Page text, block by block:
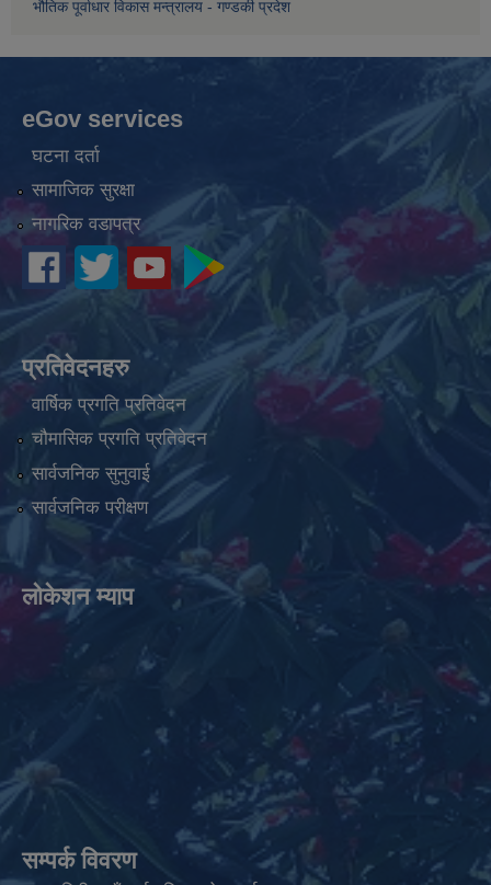
भौतिक पूर्वाधार विकास मन्त्रालय - गण्डकी प्रदेश
eGov services
घटना दर्ता
सामाजिक सुरक्षा
नागरिक वडापत्र
प्रतिवेदनहरु
वार्षिक प्रगति प्रतिवेदन
चौमासिक प्रगति प्रतिवेदन
सार्वजनिक सुनुवाई
सार्वजनिक परीक्षण
लोकेशन म्याप
सम्पर्क विवरण